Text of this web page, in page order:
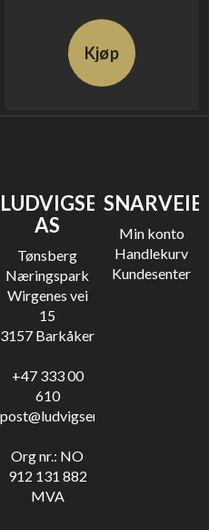
Kjøp
LUDVIGSEN
AS
Tønsberg
Næringspark
Wirgenes vei
15
3157 Barkåker
+47 333 00
610
post@ludvigsen.no
Org nr.: NO
912 131 882
MVA
Min konto
Handlekurv
Kundesenter